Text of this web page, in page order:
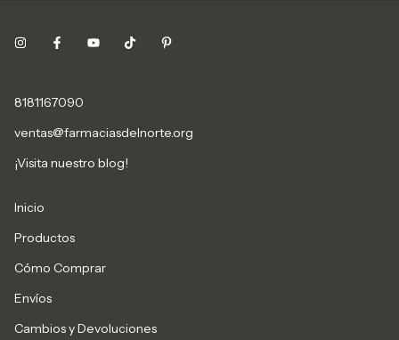
8181167090
ventas@farmaciasdelnorte.org
¡Visita nuestro blog!
Inicio
Productos
Cómo Comprar
Envíos
Cambios y Devoluciones